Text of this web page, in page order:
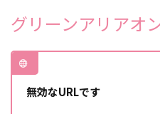
グリーンアリアオ
無効なURLです